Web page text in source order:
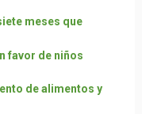
meses que
favor de niños
de alimentos y